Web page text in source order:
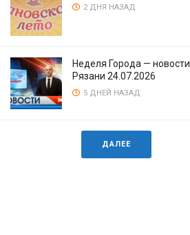
2 ДНЯ НАЗАД
Неделя Города — новости
Рязани 24.07.2026
5 ДНЕЙ НАЗАД
ДАЛЕЕ